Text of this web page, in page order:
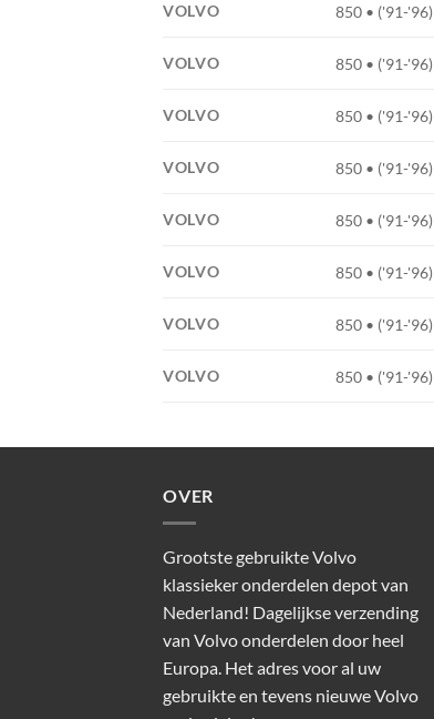
VOLVO 850 • ('91-'96)
VOLVO 850 • ('91-'96)
VOLVO 850 • ('91-'96)
VOLVO 850 • ('91-'96)
VOLVO 850 • ('91-'96)
VOLVO 850 • ('91-'96)
VOLVO 850 • ('91-'96)
VOLVO 850 • ('91-'96)
OVER
Grootste gebruikte Volvo
klassieker onderdelen depot van
Nederland! Dagelijkse verzending
van Volvo onderdelen door heel
Europa. Het adres voor al uw
gebruikte en tevens nieuwe Volvo